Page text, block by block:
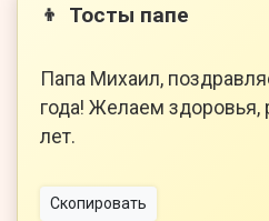
👦 Тосты папе
Папа Михаил,
года! Желаем здоровья,
лет.
Скопировать